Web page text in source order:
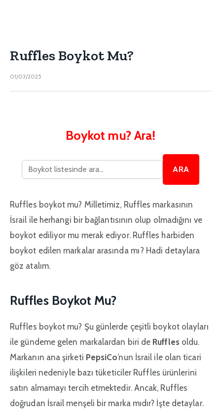
Ruffles Boykot Mu?
01/03/2025
Boykot mu? Ara!
ARA
Ruffles boykot mu? Milletimiz, Ruffles markasının
İsrail ile herhangi bir bağlantısının olup olmadığını ve
boykot ediliyor mu merak ediyor. Ruffles harbiden
boykot edilen markalar arasında mı? Hadi detaylara
göz atalım.
Ruffles Boykot Mu?
Ruffles boykot mu? Şu günlerde çeşitli boykot olayları
ile gündeme gelen markalardan biri de Ruffles oldu.
Markanın ana şirketi PepsiCo’nun İsrail ile olan ticari
ilişkileri nedeniyle bazı tüketiciler Ruffles ürünlerini
satın almamayı tercih etmektedir. Ancak, Ruffles
doğrudan İsrail menşeli bir marka mıdır? İşte detaylar.